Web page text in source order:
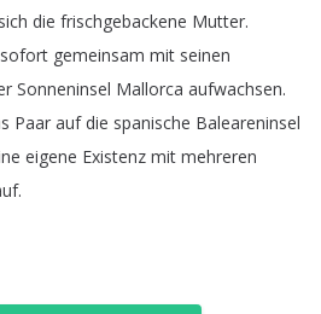
sich die frischgebackene Mutter.
sofort gemeinsam mit seinen
Sonneninsel Mallorca aufwachsen.
Paar auf die spanische Baleareninsel
eigene Existenz mit mehreren
.